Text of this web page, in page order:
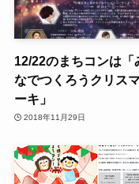
12/22のまちコンは「
なでつくろうクリス
ーキ」
2018年11月29日